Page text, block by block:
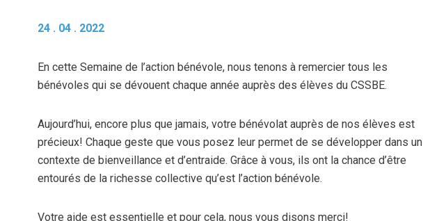
24 . 04 . 2022
En cette Semaine de l’action bénévole, nous tenons à remercier tous les
bénévoles qui se dévouent chaque année auprès des élèves du CSSBE.
Aujourd’hui, encore plus que jamais, votre bénévolat auprès de nos élèves est
précieux! Chaque geste que vous posez leur permet de se développer dans un
contexte de bienveillance et d’entraide. Grâce à vous, ils ont la chance d’être
entourés de la richesse collective qu’est l’action bénévole.
Votre aide est essentielle et pour cela, nous vous disons merci!